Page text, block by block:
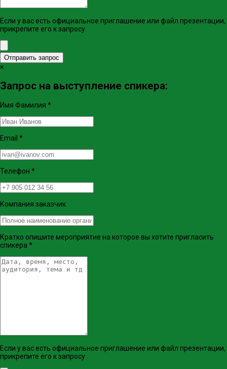
Если у вас есть официальное приглашение или файл презентации,
прикрепите его к запросу
Отправить запрос
×
Запрос на выступление спикера:
Имя Фамилия *
Email *
Телефон *
Компания заказчик
Кратко опишите мероприятие на которое вы хотите пригласить
спикера *
Если у вас есть официальное приглашение или файл презентации,
прикрепите его к запросу